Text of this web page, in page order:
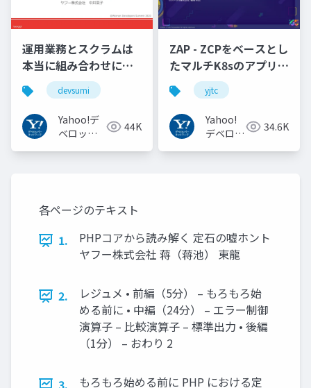
運用業務とスクラムは
本当に組み合わせにく
いのか︖運用業務が大
半を占めるプロダクト
開発での試行錯誤
devsumi
Yahoo!デ
ベロッパ
44K
ZAP - ZCPをベースとし
たマルチK8sのアプリケ
ーション実行基盤
#YJTC / YJTC21 B-3
yjtc
Yahoo!
デベロッ
34.6K
各ページのテキスト
1.
PHPコアから読み解く 定石の嘘ホント
ヤフー株式会社 蒋（蒋池） 東龍
2.
レジュメ • 前編（5分） – もろもろ始
める前に • 中編（24分） – エラー制御
演算子 – 比較演算子 – 標準出力 • 後編
（1分） – おわり 2
もろもろ始める前に PHP における定